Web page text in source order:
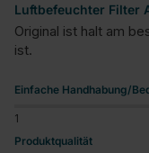
Luftbefeuchter Filter
Original ist halt am
ist.
Einfache Handhabung/
1
Produktqualität